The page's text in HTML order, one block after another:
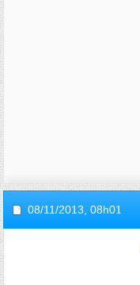
08/11/2013, 08h01